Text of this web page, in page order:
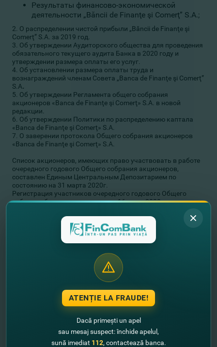
Результаты финансово-экономической
деятельности „Băncii de Finanţe şi Comerţ” S.A.;
2. О распределении чистой прибыли „Băncii de Finanţe şi
Comerţ” S.A. за 2019 год.
3. Об утверждении Аудиторского общества для проведения
обязательного текущего аудита Банка в 2020 году и
утверждении размера оплаты его услуг.
4. Об установлении размера оплаты труда и
вознаграждений членам Совета „Banca de Finanţe şi Comerţ”
S.A.
5. Об утверждении Регламента общего собрания
акционеров «Banca de Finanţe şi Comerţ» S.A. в новой
редакции.
6. Об утверждении Политики по распределению каптала
«Banca de Finanţe şi Comerţ» S.A.
7. О заверении протокола Общего собрания акционеров
«Banca de Finanţe şi Comerţ» S.A.
Список акционеров, имеющих право участвовать в работе
очередного годового Общего собрания акционеров,
составлен Единым Центральным Депозитарием по
состоянию на 31 марта 2020г.
Регистрация участников очередного годового Общего
собрания будет осуществляться 16 июня 2020 года,
Для участия в очередном годовом Общем собрании
акционеры должны предъявить удостоверение личности
(паспорт), а их представители - и доверенность, заверенную
в установленном законом порядке или выписку из
руководителей акционеров–юридических лиц.
Акционеры могут ознакомиться с материалами к повестке
дня очередного годового Общего собрания в центральном
офисе Банка, каб. 315 (мун. Кишинев, ул. Пушкина, 26),
начиная с 05 июня 2020г. в рабочие дни, между 10-00 и 17-
00 часами, включительно.
Дополнительная информация по тел: (022) 269 809;
ATENȚIE LA FRAUDE!
Dacă primești un apel
sau mesaj suspect: închide apelul,
sună imediat 112, contactează banca.